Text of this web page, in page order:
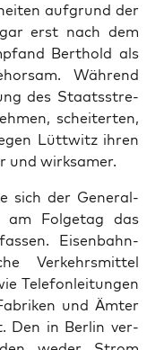
auf­grund der
erst nach dem
Berthold als
Während
des Staatsstre­
scheit­erten,
Lüt­twitz ihren
und wirk­samer.
sich der Gen­er­al­
Fol­ge­tag das
Eisen­bah­n­
Verkehrsmit­tel
Tele­fon­leitun­gen
und Ämter
Den in Berlin ver­